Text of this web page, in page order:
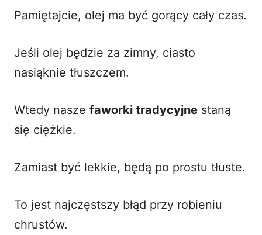
Pamiętajcie, olej ma być gorący cały czas.
Jeśli olej będzie za zimny, ciasto
nasiąknie tłuszczem.
Wtedy nasze faworki tradycyjne staną
się ciężkie.
Zamiast być lekkie, będą po prostu tłuste.
To jest najczęstszy błąd przy robieniu
chrustów.